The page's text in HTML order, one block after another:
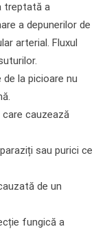
treptată a
a depunerilor de
arterial. Fluxul
la picioare nu
cauzează
sau purici ce
de un
fungică a